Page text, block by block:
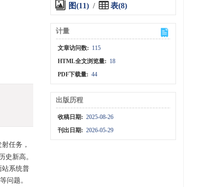
任务，
史新高。
站系统普
问题。
图(11) / 表(8)
计量
文章访问数: 115
HTML全文浏览量: 18
PDF下载量: 44
出版历程
收稿日期: 2025-08-26
刊出日期: 2026-05-29